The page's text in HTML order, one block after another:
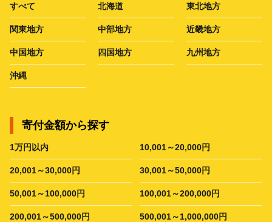
すべて 北海道 東北地方
関東地方 中部地方 近畿地方
中国地方 四国地方 九州地方
沖縄
寄付金額から探す
1万円以内 10,001～20,000円
20,001～30,000円 30,001～50,000円
50,001～100,000円 100,001～200,000円
200,001～500,000円 500,001～1,000,000円